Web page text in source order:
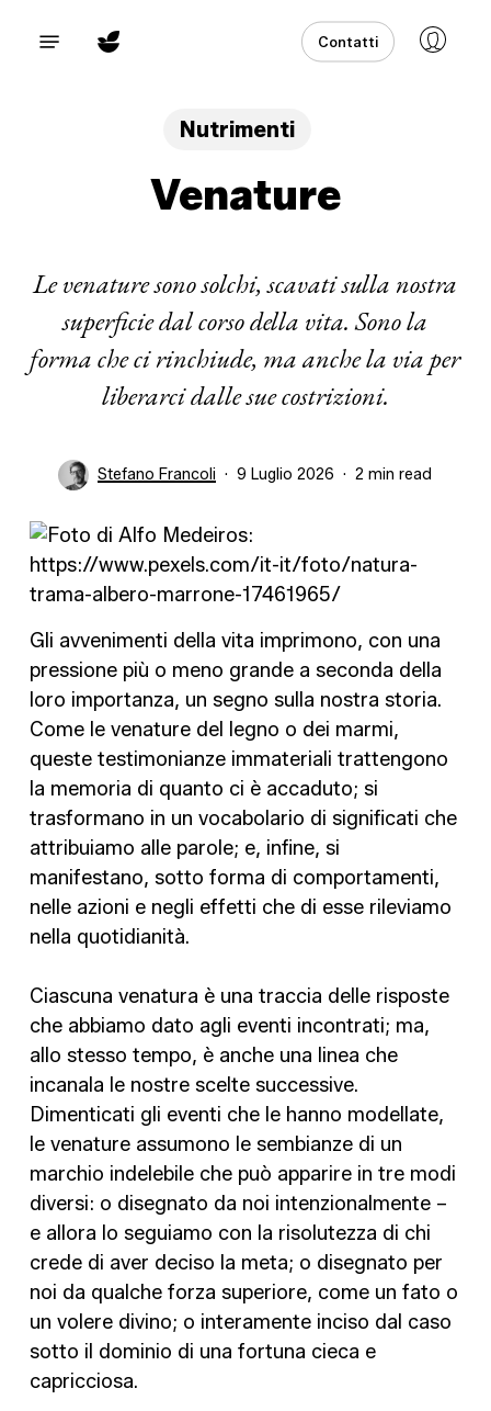
Menu Contatti
Nutrimenti
Venature
Le venature sono solchi, scavati sulla nostra
superficie dal corso della vita. Sono la
forma che ci rinchiude, ma anche la via per
liberarci dalle sue costrizioni.
Stefano Francoli 9 Luglio 2026 2 min read
Gli avvenimenti della vita imprimono, con una
pressione più o meno grande a seconda della
loro importanza, un segno sulla nostra storia.
Come le venature del legno o dei marmi,
queste testimonianze immateriali trattengono
la memoria di quanto ci è accaduto; si
trasformano in un vocabolario di significati che
attribuiamo alle parole; e, infine, si
manifestano, sotto forma di comportamenti,
nelle azioni e negli effetti che di esse rileviamo
nella quotidianità.
Ciascuna venatura è una traccia delle risposte
che abbiamo dato agli eventi incontrati; ma,
allo stesso tempo, è anche una linea che
incanala le nostre scelte successive.
Dimenticati gli eventi che le hanno modellate,
le venature assumono le sembianze di un
marchio indelebile che può apparire in tre modi
diversi: o disegnato da noi intenzionalmente –
e allora lo seguiamo con la risolutezza di chi
crede di aver deciso la meta; o disegnato per
noi da qualche forza superiore, come un fato o
un volere divino; o interamente inciso dal caso
sotto il dominio di una fortuna cieca e
capricciosa.